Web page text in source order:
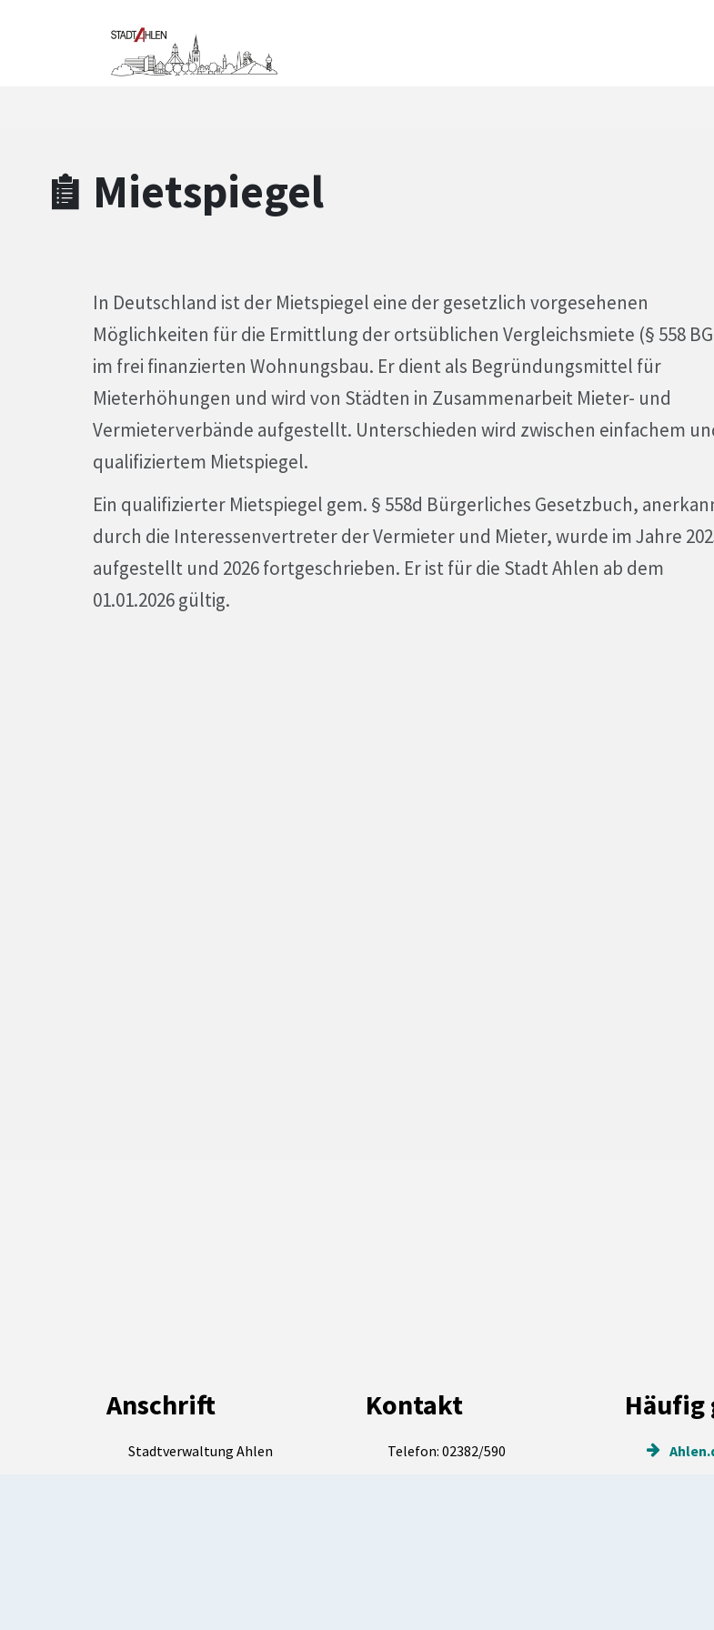
Zum Header
Zum Hauptinhalt
Zum Footer
Mietspiegel
In Deutschland ist der Mietspiegel eine der gesetzlich vorgesehenen
Möglichkeiten für die Ermittlung der ortsüblichen Vergleichsmiete (§ 558
im frei finanzierten Wohnungsbau. Er dient als Begründungsmittel für
Mieterhöhungen und wird von Städten in Zusammenarbeit Mieter- und
Vermieterverbände aufgestellt. Unterschieden wird zwischen einfachem
qualifiziertem Mietspiegel.
Ein qualifizierter Mietspiegel gem. § 558d Bürgerliches Gesetzbuch,
durch die Interessenvertreter der Vermieter und Mieter, wurde im Jahre
aufgestellt und 2026 fortgeschrieben. Er ist für die Stadt Ahlen ab dem
01.01.2026 gültig.
Anschrift
Stadtverwaltung Ahlen
Kontakt
Telefon: 02382/590
Häufig